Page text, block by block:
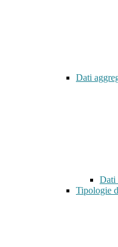
Dati
Dati
Tipologie